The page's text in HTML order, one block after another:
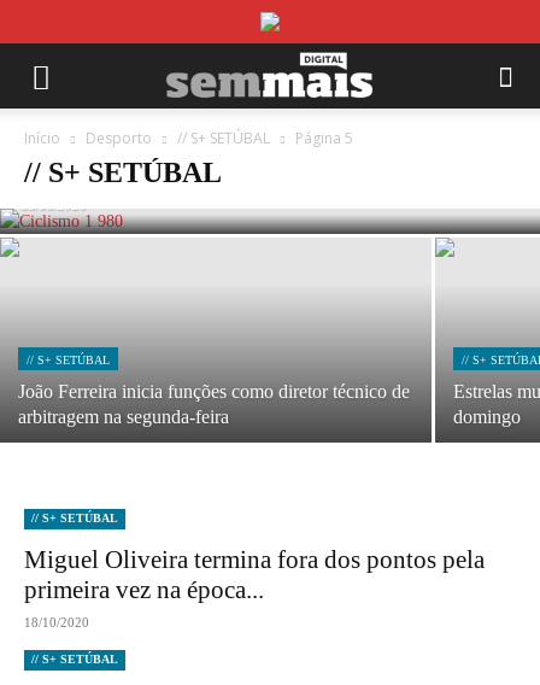
Início Desporto // S+ SETÚBAL Página 5
// S+ SETÚBAL
Pelotão da Volta a Portugal em Sines nos
próximos dois anos
// S+ SETÚBAL
João Ferreira inicia funções como diretor técnico de
arbitragem na segunda-feira
// S+
Estrelas
domingo
// S+ SETÚBAL
Miguel Oliveira termina fora dos pontos pela
primeira vez na época...
18/10/2020
// S+ SETÚBAL